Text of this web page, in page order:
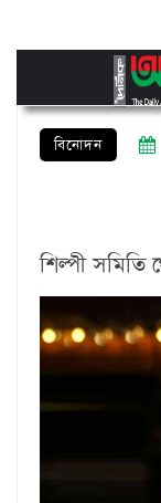
বিনোদন
শিল্পী সমিতি